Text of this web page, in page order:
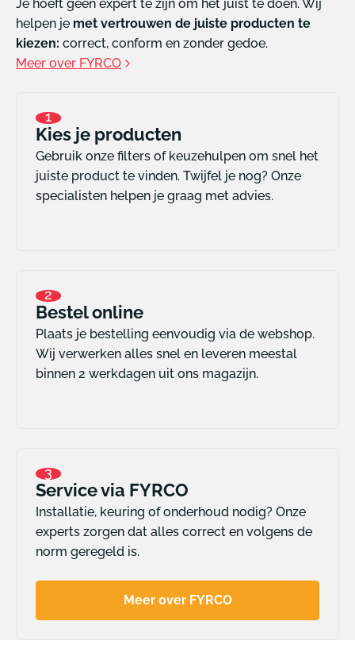
Je hoeft geen expert te zijn om het juist te doen. Wij
helpen je met vertrouwen de juiste producten te
kiezen: correct, conform en zonder gedoe.
Meer over FYRCO
1
Kies je producten
Gebruik onze filters of keuzehulpen om snel het
juiste product te vinden. Twijfel je nog? Onze
specialisten helpen je graag met advies.
2
Bestel online
Plaats je bestelling eenvoudig via de webshop.
Wij verwerken alles snel en leveren meestal
binnen 2 werkdagen uit ons magazijn.
3
Service via FYRCO
Installatie, keuring of onderhoud nodig? Onze
experts zorgen dat alles correct en volgens de
norm geregeld is.
Meer over FYRCO